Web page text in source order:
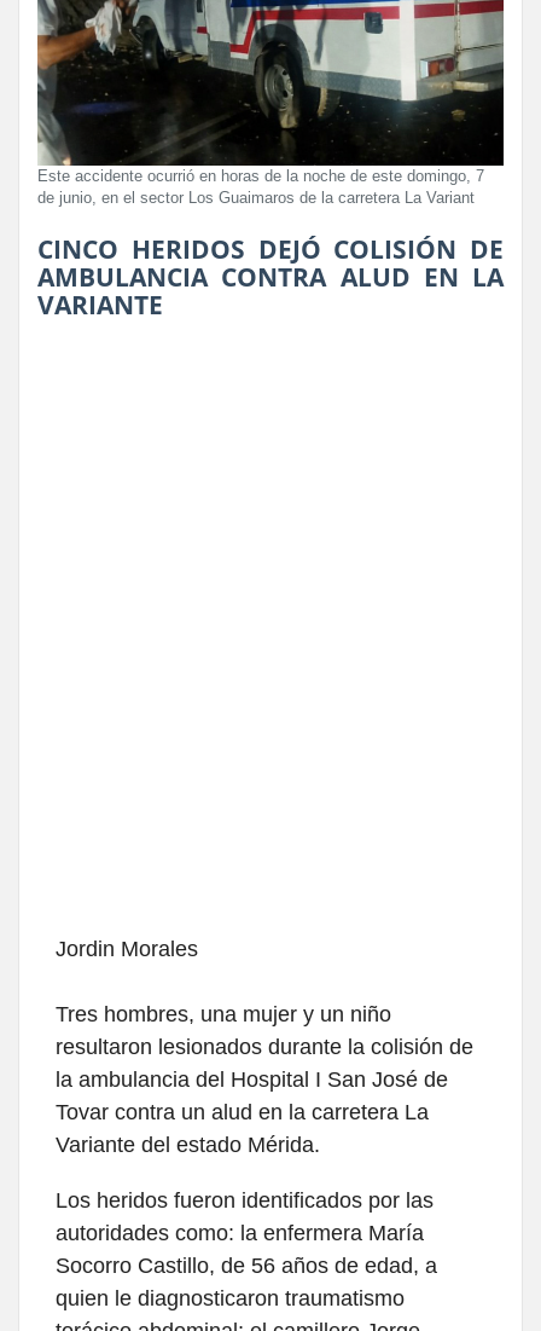
Este accidente ocurrió en horas de la noche de este domingo, 7
de junio, en el sector Los Guaimaros de la carretera La Variant
CINCO HERIDOS DEJÓ COLISIÓN DE
AMBULANCIA CONTRA ALUD EN LA
VARIANTE
Jordin Morales
Tres hombres, una mujer y un niño
resultaron lesionados durante la colisión de
la ambulancia del Hospital I San José de
Tovar contra un alud en la carretera La
Variante del estado Mérida.
Los heridos fueron identificados por las
autoridades como: la enfermera María
Socorro Castillo, de 56 años de edad, a
quien le diagnosticaron traumatismo